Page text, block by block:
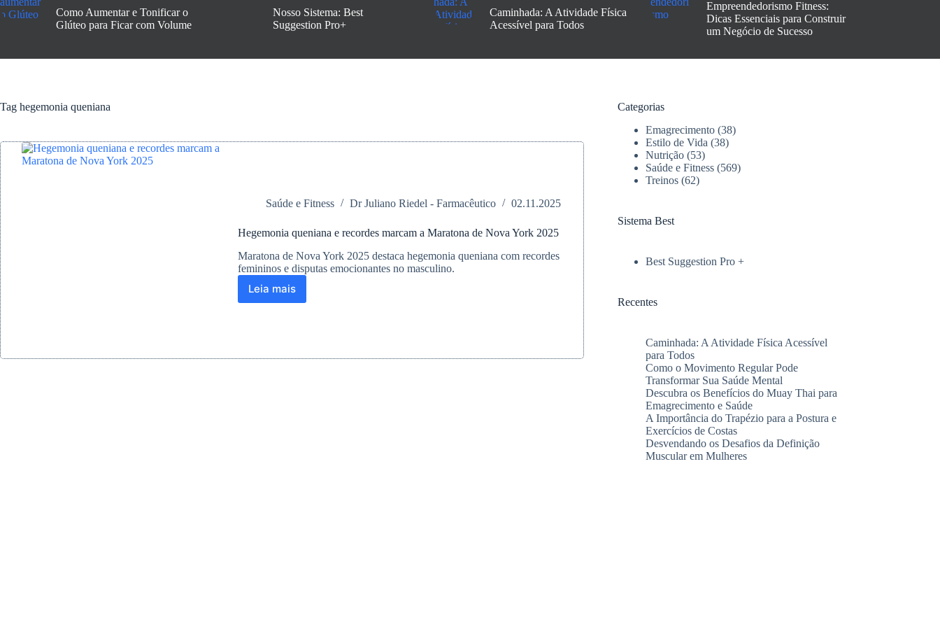
Como Aumentar e Tonificar o
Glúteo para Ficar com Volume
Nosso Sistema: Best
Suggestion Pro+
Caminhada: A Atividade Física
Acessível para Todos
Empreendedorismo Fitness:
Dicas Essenciais para Construir
um Negócio de Sucesso
Tag hegemonia queniana
Saúde e Fitness Dr Juliano Riedel - Farmacêutico 02.11.2025
Hegemonia queniana e recordes marcam a Maratona de Nova York 2025
Maratona de Nova York 2025 destaca hegemonia queniana com recordes
femininos e disputas emocionantes no masculino.
Leia maisHegemonia
a
Categorias
Emagrecimento (38)
Estilo de Vida (38)
Nutrição (53)
Saúde e Fitness (569)
Treinos (62)
Sistema Best
Best Suggestion Pro +
Recentes
Caminhada: A Atividade Física Acessível
para Todos
Como o Movimento Regular Pode
Transformar Sua Saúde Mental
Descubra os Benefícios do Muay Thai para
Emagrecimento e Saúde
A Importância do Trapézio para a Postura e
Exercícios de Costas
Desvendando os Desafios da Definição
Muscular em Mulheres